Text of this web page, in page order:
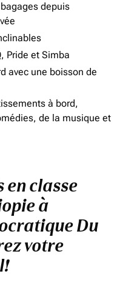
depuis
Pride et Simba
avec une boisson de
à bord,
de la musique et
en classe
à
Du
votre